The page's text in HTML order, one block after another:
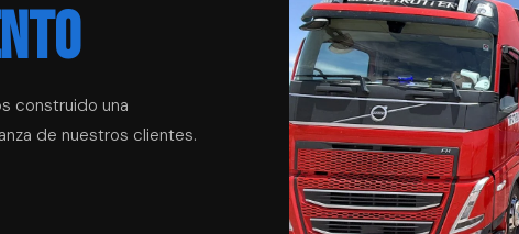
construido una
de nuestros clientes.